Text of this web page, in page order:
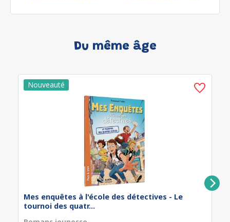
Du même âge
Mes enquêtes à l'école des détectives - Le
tournoi des quatr...